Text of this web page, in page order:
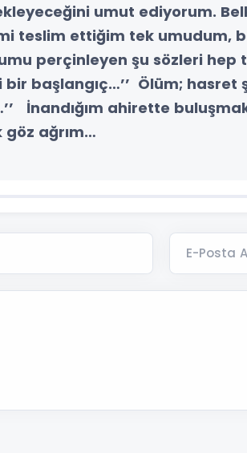
umut ediyorum.
teslim ettiğim tek umudum,
perçinleyen şu sözleri hep
bir başlangıç…’’ Ölüm;
İnandığım ahirette
göz ağrım…
E-Posta